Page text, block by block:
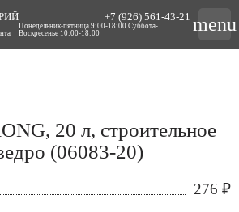
20 л, строительное
(06083-20)
276 ₽
+7 (926) 561-43-21
Понедельник-пятница 9:00-18:00 Суббота-
Воскресенье 10:00-18:00
menu